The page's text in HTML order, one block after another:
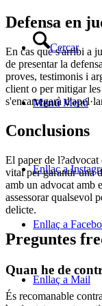
Cercar
Menú Menú
Enllaç a
Enllaç a
Enllaç a Mail
Defensa en
En cas que s'arribi a
de presentar la
proves, testimonis i
client o per mitigar
s'encarregarà
Conclusions
El paper de l?advocat
vital per garantir una
amb un advocat amb
assessorar qualsevol
delicte.
Preguntes
Quan he de
És recomanable